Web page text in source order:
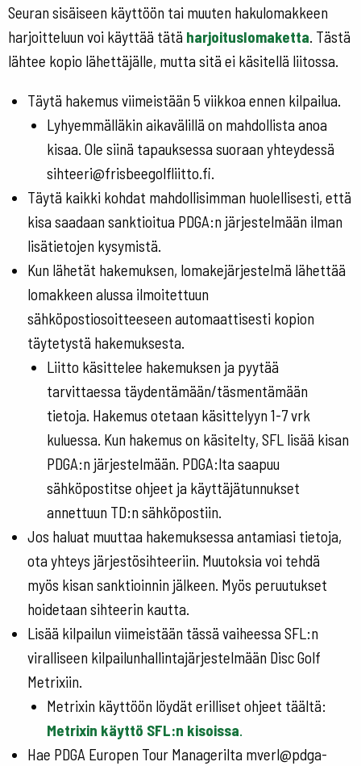
Seuran sisäiseen käyttöön tai muuten hakulomakkeen
harjoitteluun voi käyttää tätä harjoituslomaketta. Tästä
lähtee kopio lähettäjälle, mutta sitä ei käsitellä liitossa.
Täytä hakemus viimeistään 5 viikkoa ennen kilpailua.
Lyhyemmälläkin aikavälillä on mahdollista anoa
kisaa. Ole siinä tapauksessa suoraan yhteydessä
sihteeri@frisbeegolfliitto.fi.
Täytä kaikki kohdat mahdollisimman huolellisesti, että
kisa saadaan sanktioitua PDGA:n järjestelmään ilman
lisätietojen kysymistä.
Kun lähetät hakemuksen, lomakejärjestelmä lähettää
lomakkeen alussa ilmoitettuun
sähköpostiosoitteeseen automaattisesti kopion
täytetystä hakemuksesta.
Liitto käsittelee hakemuksen ja pyytää
tarvittaessa täydentämään/täsmentämään
tietoja. Hakemus otetaan käsittelyyn 1-7 vrk
kuluessa. Kun hakemus on käsitelty, SFL lisää kisan
PDGA:n järjestelmään. PDGA:lta saapuu
sähköpostitse ohjeet ja käyttäjätunnukset
annettuun TD:n sähköpostiin.
Jos haluat muuttaa hakemuksessa antamiasi tietoja,
ota yhteys järjestösihteeriin. Muutoksia voi tehdä
myös kisan sanktioinnin jälkeen. Myös peruutukset
hoidetaan sihteerin kautta.
Lisää kilpailun viimeistään tässä vaiheessa SFL:n
viralliseen kilpailunhallintajärjestelmään Disc Golf
Metrixiin.
Metrixin käyttöön löydät erilliset ohjeet täältä:
Metrixin käyttö SFL:n kisoissa.
Hae PDGA Europen Tour Managerilta mverl@pdga-